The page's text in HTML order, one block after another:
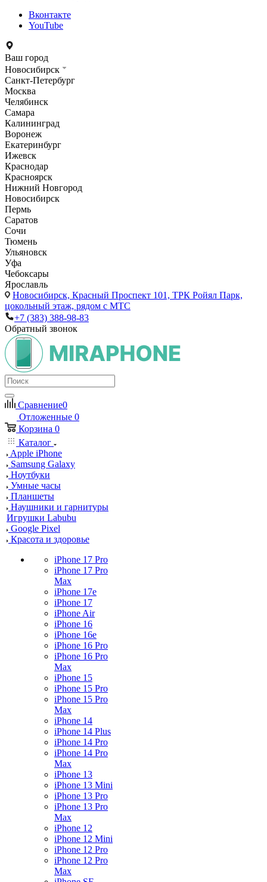
Вконтакте
YouTube
Ваш город
Новосибирск
Санкт-Петербург
Москва
Челябинск
Самара
Калининград
Воронеж
Екатеринбург
Ижевск
Краснодар
Красноярск
Нижний Новгород
Новосибирск
Пермь
Саратов
Сочи
Тюмень
Ульяновск
Уфа
Чебоксары
Ярославль
Новосибирск, Красный Проспект 101, ТРК Ройял Парк,
цокольный этаж, рядом с МТС
+7 (383) 388-98-83
Обратный звонок
Сравнение0
Отложенные 0
Корзина 0
Каталог
Apple iPhone
Samsung Galaxy
Ноутбуки
Умные часы
Планшеты
Наушники и гарнитуры
Игрушки Labubu
Google Pixel
Красота и здоровье
iPhone 17 Pro
iPhone 17 Pro
Max
iPhone 17e
iPhone 17
iPhone Air
iPhone 16
iPhone 16e
iPhone 16 Pro
iPhone 16 Pro
Max
iPhone 15
iPhone 15 Pro
iPhone 15 Pro
Max
iPhone 14
iPhone 14 Plus
iPhone 14 Pro
iPhone 14 Pro
Max
iPhone 13
iPhone 13 Mini
iPhone 13 Pro
iPhone 13 Pro
Max
iPhone 12
iPhone 12 Mini
iPhone 12 Pro
iPhone 12 Pro
Max